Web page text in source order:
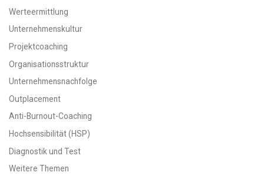
Werteermittlung
Unternehmenskultur
Projektcoaching
Organisationsstruktur
Unternehmensnachfolge
Outplacement
Anti-Burnout-Coaching
Hochsensibilität (HSP)
Diagnostik und Test
Weitere Themen